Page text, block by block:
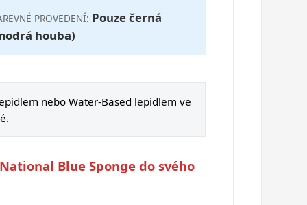
PROVEDENÍ: Pouze černá
houba)
nebo Water-Based lepidlem ve
Blue Sponge do svého